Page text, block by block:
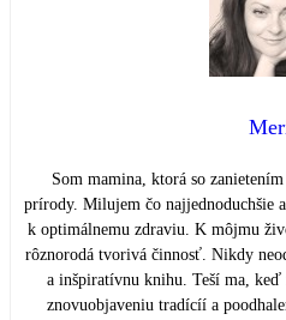
Som mamina, ktorá so
prírody. Milujem čo najjednoduchšie
k optimálnemu zdraviu. K môjmu
rôznorodá tvorivá činnosť. Nikdy
a inšpiratívnu knihu. Teší ma,
znovuobjaveniu tradícíí a